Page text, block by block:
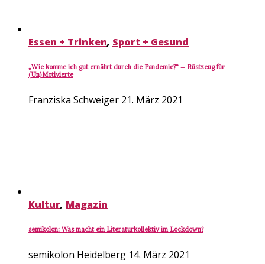
Essen + Trinken, Sport + Gesund
„Wie komme ich gut ernährt durch die Pandemie?“ – Rüstzeug für
(Un)Motivierte
Franziska Schweiger 21. März 2021
Kultur, Magazin
semikolon: Was macht ein Literaturkollektiv im Lockdown?
semikolon Heidelberg 14. März 2021